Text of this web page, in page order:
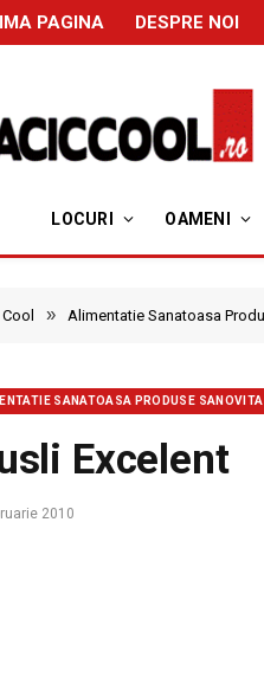
PAGINA DESPRE NOI
LOCURI OAMENI
» Alimentatie Sanatoasa
SANATOASA PRODUSE SANOVITA
Excelent
2010